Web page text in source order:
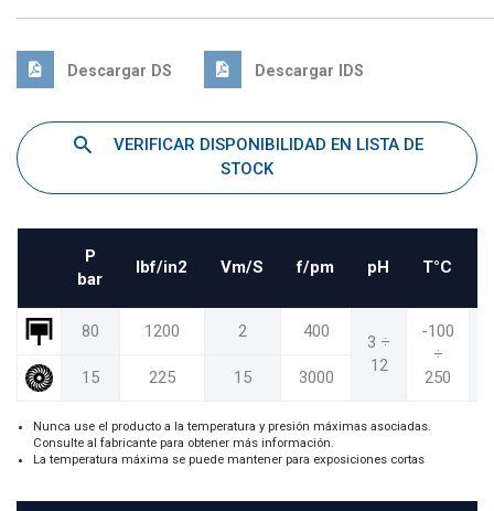
Descargar DS Descargar IDS
VERIFICAR DISPONIBILIDAD EN LISTA DE
STOCK
P
bar
Ibf/in2 Vm/S f/pm pH T°C
80 1200 2 400
3 ÷
12
-100
÷
250
15 225 15 3000
Nunca use el producto a la temperatura y presión máximas asociadas.
Consulte al fabricante para obtener más información.
La temperatura máxima se puede mantener para exposiciones cortas